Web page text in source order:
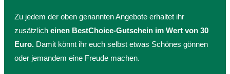
Zu jedem der oben genannten Angebote erhaltet ihr
zusätzlich einen BestChoice-Gutschein im Wert von 30
Euro. Damit könnt ihr euch selbst etwas Schönes gönnen
oder jemandem eine Freude machen.